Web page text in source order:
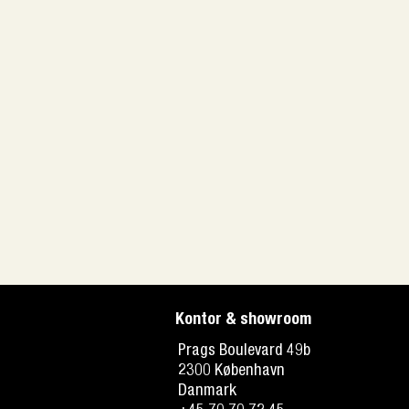
Kontor & showroom
Prags Boulevard 49b
2300 København
Danmark